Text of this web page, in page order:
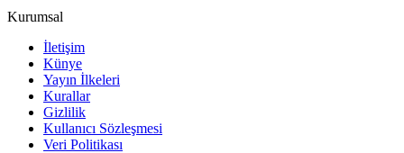
Kurumsal
İletişim
Künye
Yayın İlkeleri
Kurallar
Gizlilik
Kullanıcı Sözleşmesi
Veri Politikası